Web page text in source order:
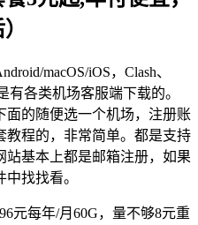
macOS/iOS，Clash、
有各类机场客服端下载的。
面的随便选一个机场，注册账
教程的，非常简单。都是支持
基本上都是邮箱注册，如果
找找看。
元每年/月60G，量不够8元重